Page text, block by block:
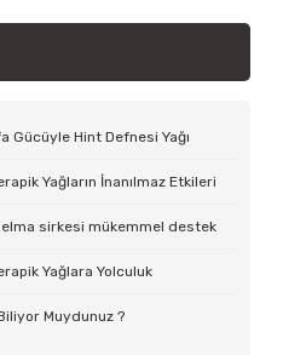
Gücüyle Hint Defnesi Yağı
Yağların İnanılmaz Etkileri
sirkesi mükemmel destek
Yağlara Yolculuk
Muydunuz ?